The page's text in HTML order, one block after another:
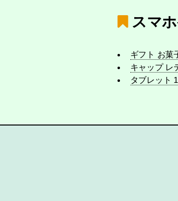
スマ
ギフト お菓
キャップ レ
タブレット